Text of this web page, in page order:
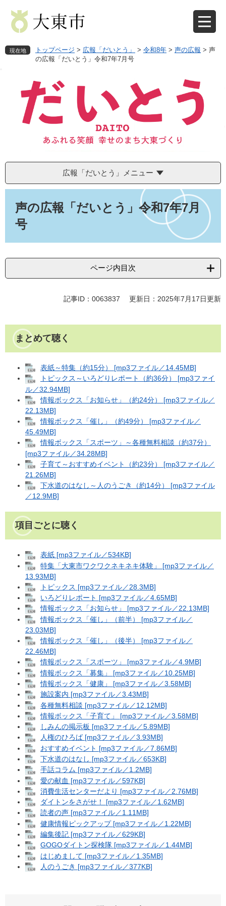
先
を 現在地 トップページ > 広報「だいとう」 > 令和8年 > 声の広報 > 声
の広報「だいとう」令和7年7月号
広報「だいとう」メニュー
声の広報「だいとう」令和7年7月
号
ページ内目次
記事ID：0063837 更新日：2025年7月17日更新
まとめて聴く
表紙～特集（約15分） [mp3ファイル／14.45MB]
トピックス～いろどりレポート（約36分） [mp3ファイ
ル／32.94MB]
情報ボックス「お知らせ」（約24分） [mp3ファイル／
22.13MB]
情報ボックス「催し」（約49分） [mp3ファイル／
45.49MB]
情報ボックス「スポーツ」～各種無料相談（約37分）
[mp3ファイル／34.28MB]
子育て～おすすめイベント（約23分） [mp3ファイル／
21.26MB]
下水道のはなし～人のうごき（約14分） [mp3ファイル
／12.9MB]
項目ごとに聴く
表紙 [mp3ファイル／534KB]
特集「大東市ワクワクネキネキ体験」 [mp3ファイル／
13.93MB]
トピックス [mp3ファイル／28.3MB]
いろどりレポート [mp3ファイル／4.65MB]
情報ボックス「お知らせ」 [mp3ファイル／22.13MB]
情報ボックス「催し」（前半） [mp3ファイル／
23.03MB]
情報ボックス「催し」（後半） [mp3ファイル／
22.46MB]
情報ボックス「スポーツ」 [mp3ファイル／4.9MB]
情報ボックス「募集」 [mp3ファイル／10.25MB]
情報ボックス「健康」 [mp3ファイル／3.58MB]
施設案内 [mp3ファイル／3.43MB]
各種無料相談 [mp3ファイル／12.12MB]
情報ボックス「子育て」 [mp3ファイル／3.58MB]
しみんの掲示板 [mp3ファイル／5.89MB]
人権のひろば [mp3ファイル／3.93MB]
おすすめイベント [mp3ファイル／7.86MB]
下水道のはなし [mp3ファイル／653KB]
手話コラム [mp3ファイル／1.2MB]
愛の献血 [mp3ファイル／597KB]
消費生活センターだより [mp3ファイル／2.76MB]
ダイトンをさがせ！ [mp3ファイル／1.62MB]
読者の声 [mp3ファイル／1.11MB]
健康情報ピックアップ [mp3ファイル／1.22MB]
編集後記 [mp3ファイル／629KB]
GOGOダイトン探検隊 [mp3ファイル／1.44MB]
はじめまして [mp3ファイル／1.35MB]
人のうごき [mp3ファイル／377KB]